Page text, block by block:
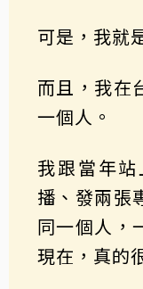
可是，我就
而且，我在
一個人。
我跟當年
播、發兩張
同一個人，
現在，真的